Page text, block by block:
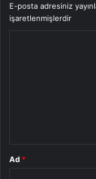
E-posta adresiniz
işaretlenmişlerdir
Ad *